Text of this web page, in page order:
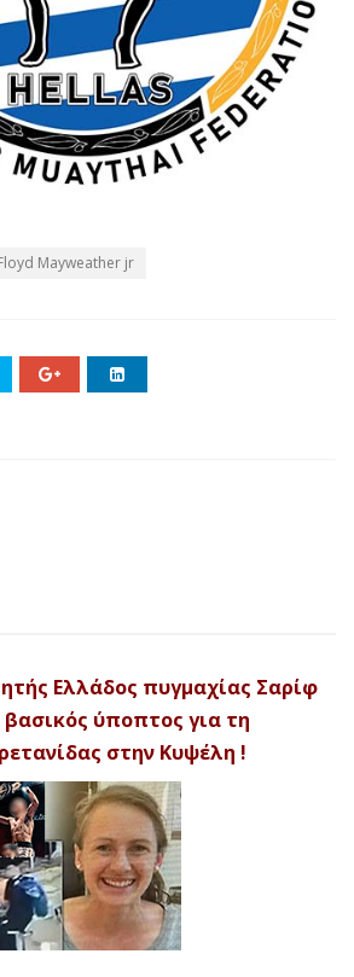
Mayweather jr
Ελλάδος πυγμαχίας Σαρίφ
βασικός ύποπτος για τη
στην Κυψέλη !